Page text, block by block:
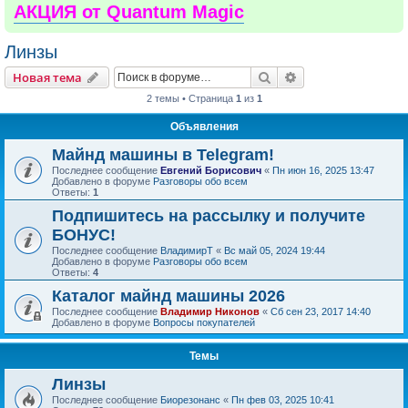
АКЦИЯ от Quantum Magic
Линзы
Новая тема Поиск
2 темы • Страница 1 из 1
Объявления
Майнд машины в Telegram!
Последнее сообщение Евгений Борисович « Пн июн 16, 2025 13:47
Добавлено в форуме Разговоры обо всем
Ответы: 1
Подпишитесь на рассылку и получите
БОНУС!
Последнее сообщение ВладимирТ « Вс май 05, 2024 19:44
Добавлено в форуме Разговоры обо всем
Ответы: 4
Каталог майнд машины 2026
Последнее сообщение Владимир Никонов « Сб сен 23, 2017 14:40
Добавлено в форуме Вопросы покупателей
Темы
Линзы
Последнее сообщение Биорезонанс « Пн фев 03, 2025 10:41